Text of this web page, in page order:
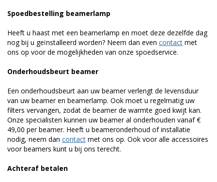
Spoedbestelling beamerlamp
Heeft u haast met een beamerlamp en moet deze dezelfde dag
nog bij u geïnstalleerd worden? Neem dan even contact met
ons op voor de mogelijkheden van onze spoedservice.
Onderhoudsbeurt beamer
Een onderhoudsbeurt aan uw beamer verlengt de levensduur
van uw beamer en beamerlamp. Ook moet u regelmatig uw
filters vervangen, zodat de beamer de warmte goed kwijt kan.
Onze specialisten kunnen uw beamer al onderhouden vanaf €
49,00 per beamer. Heeft u beameronderhoud of installatie
nodig, neem dan contact met ons op. Ook voor alle accessoires
voor beamers kunt u bij ons terecht.
Achteraf betalen